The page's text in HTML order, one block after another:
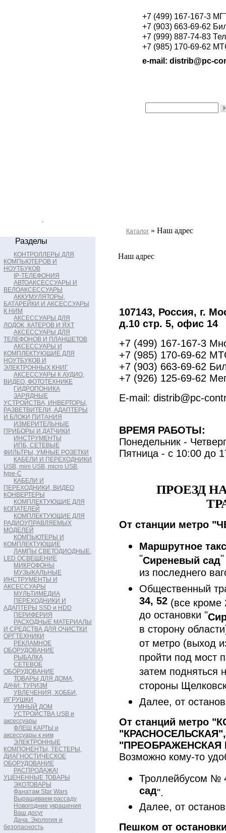
+7 (499) 167-167-3
+7 (903) 663-69-62
+7 (999) 887-74-83
+7 (985) 170-69-62
e-mail: distrib@pc-
Каталог » Наш адрес
Разделы
КОНТРОЛЛЕРЫ ДЛЯ
КОМПЬЮТЕРОВ И
НОУТБУКОВ
IP-ТЕЛЕФОНИЯ
АВТОАКСЕССУАРЫ И
ВЕЛОАКСЕССУАРЫ
АККУМУЛЯТОРЫ,
БАТАРЕЙКИ И АКСЕССУАРЫ
К НИМ
АКСЕССУАРЫ ДЛЯ
ЛОДОК, КАТЕРОВ И ЯХТ
АКСЕССУАРЫ ДЛЯ
ТЕЛЕФОНОВ И ПЛАНШЕТОВ
АКСЕССУАРЫ И
КОМПЛЕКТУЮЩИЕ ДЛЯ
НОУТБУКОВ И
ЭЛЕКТРОННЫХ КНИГ
АКСЕССУАРЫ К АУДИО,
ВИДЕО, ФОТОТЕХНИКЕ
ГИДРОПОНИКА
ЗАРЯДНЫЕ
УСТРОЙСТВА, ИНВЕРТОРЫ,
РАЗВЕТВИТЕЛИ, АДАПТЕРЫ
И БЛОКИ ПИТАНИЯ
ИЗМЕРИТЕЛЬНЫЕ
ПРИБОРЫ И ДАТЧИКИ
ИНСТРУМЕНТЫ
ИПБ, СЕТЕВЫЕ
ФИЛЬТРЫ, УМНЫЕ РОЗЕТКИ
КАБЕЛИ И ПЕРЕХОДНИКИ
USB, mini USB, micro USB,
type-C
КАБЕЛИ И
ПЕРЕХОДНИКИ, ВИДЕО
КОНВЕРТЕРЫ
КОМПЛЕКТУЮЩИЕ ДЛЯ
КОПАТЕЛЕЙ
КОМПЛЕКТУЮЩИЕ ДЛЯ
РАДИОУПРАВЛЯЕМЫХ
МОДЕЛЕЙ
КОМПЬЮТЕРЫ И
КОМПЛЕКТУЮЩИЕ
ЛАМПЫ СВЕТОДИОДНЫЕ,
LED ОСВЕЩЕНИЕ
МИКРОФОНЫ
МУЗЫКАЛЬНЫЕ
ИНСТРУМЕНТЫ И
АКСЕССУАРЫ
МУЛЬТИМЕДИА
ПЕРЕХОДНИКИ И
АДАПТЕРЫ SSD и HDD
ПЕРИФЕРИЯ
РАСХОДНЫЕ МАТЕРИАЛЫ
И СРЕДСТВА ДЛЯ ОЧИСТКИ
ОРГТЕХНИКИ
РЕКЛАМНОЕ
ОБОРУДОВАНИЕ
РЫБАЛКА
СЕТЕВОЕ
ОБОРУДОВАНИЕ
ТОВАРЫ ДЛЯ ДОМА,
ДАЧИ. ТУРИЗМ
УВЛЕЧЕНИЯ, ХОББИ,
ИГРУШКИ
УМНЫЙ ДОМ
УСТРОЙСТВА USB и
аксессуары
ФЛЕШ КАРТЫ и
аксессуары к ним
ЭЛЕКТРОННЫЕ
КОМПОНЕНТЫ, ТЕСТЕРЫ,
ДИАГНОСТИЧЕСКОЕ
ОБОРУДОВАНИЕ
РАСПРОДАЖА!
УЦЕНЕННЫЕ ТОВАРЫ
ЭКОТОВАРЫ
Фанатам Star Wars
Выращиваем рассаду
Новогодние украшения
Ваш досуг
Дача. Экология и
безопасность
Наш адрес
107143, Россия, г.
д.10 стр. 5, офис 14
+7 (499) 167-167-3
+7 (985) 170-69-
+7 (903) 663-69-62
+7 (926) 125-69-62
E-mail: distrib@pc-
ВРЕМЯ РАБОТЫ:
Понедельник -
Пятница - с 10:00 до
ПРОЕЗД
От станции метро
Маршрутное
"Сиреневый сад
из последнего
Общественный
34, 52 (все
до остановки "
в сторону
от метро (выход
пройти под мост
затем подняться
стороны
Далее, от
От станций метро
Возможно кому-то
Троллейбусом №
сад".
Далее, от
Пешком от